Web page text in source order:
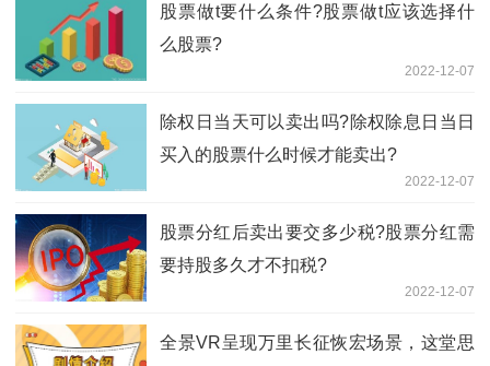
股票做t要什么条件?股票做t应该选择什
么股票?
2022-12-07
除权日当天可以卖出吗?除权除息日当日
买入的股票什么时候才能卖出?
2022-12-07
股票分红后卖出要交多少税?股票分红需
要持股多久才不扣税?
2022-12-07
全景VR呈现万里长征恢宏场景，这堂思